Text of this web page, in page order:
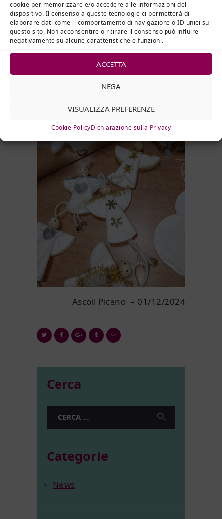
cookie per memorizzare e/o accedere alle informazioni del
dispositivo. Il consenso a queste tecnologie ci permetterà di
elaborare dati come il comportamento di navigazione o ID unici su
questo sito. Non acconsentire o ritirare il consenso può influire
negativamente su alcune caratteristiche e funzioni.
ACCETTA
NEGA
VISUALIZZA PREFERENZE
Cookie PolicyDichiarazione sulla Privacy
con la sua venuta, ci ricorda il
Santo Natale.
Il team del Servizio Educativo –
Casa di Cura Villa S. Giuseppe
Ascoli Piceno – 01/12/2024
Cerca
Ricerca
Categorie
News